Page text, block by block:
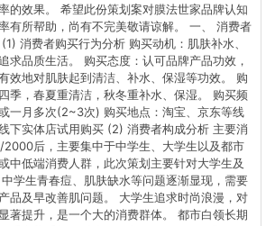
的效果。 希望此份策划案对膜法世家品牌认知
有所帮助，尚有不完美敬请谅解。 一、 消费者
消费者购买行为分析 购买动机：肌肤补水、
求品质生活。 购买态度：认可品牌产品功效，
效地对肌肤起到清洁、补水、保湿等功效。 购
季，春夏重清洁，秋冬重补水、保湿。 购买频
一月多次(2~3次) 购买地点：淘宝、京东等线
下实体店试用购买 (2) 消费者构成分析 主要消
后，主要集中于中学生、大学生以及都市
中低端消费人群，此次策划主要针对大学生及
学生青春痘、肌肤缺水等问题逐渐显现，需要
品及早改善肌问题。 大学生追求时尚浪漫，对
著提升，是一个大的消费群体。 都市白领长期